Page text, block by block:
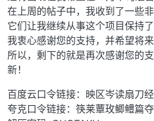
在上周的帖子中，我收到了一些
它们让我继续从事这个项目保持了
我衷心感谢您的支持，并希望将来
所以，剩下的就是再次感谢您的
新！
百度云口令链接：映区岑读扇刀
夸克口令链接：筷莱蕈玫鲫鳢篇